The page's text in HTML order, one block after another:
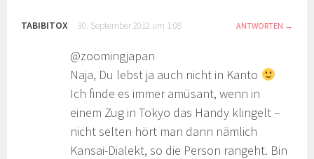
TABIBITOX 30. September 2012 um 1:08 ANTWORTEN
@zoomingjapan
Naja, Du lebst ja auch nicht in Kanto
Ich finde es immer amüsant, wenn in
einem Zug in Tokyo das Handy klingelt –
nicht selten hört man dann nämlich
Kansai-Dialekt, so die Person rangeht. Bin